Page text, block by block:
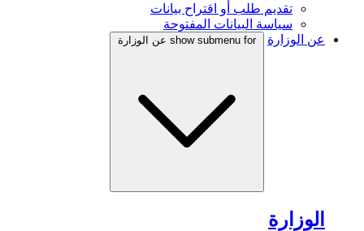
تقديم طلب أو اقتراح بيانات
سياسة البيانات المفتوحة
عن الوزارة
show submenu for عن الوزارة
الوزارة